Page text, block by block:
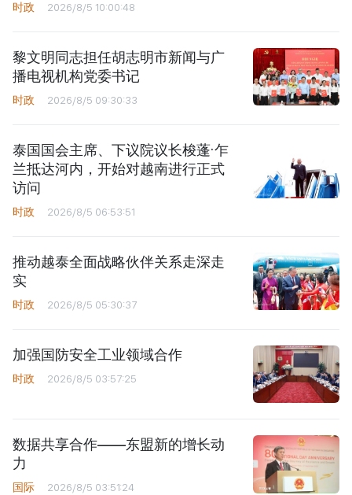
时政 2026/8/5 10:00:48
黎文明同志担任胡志明市新闻与广
播电视机构党委书记
时政 2026/8/5 09:30:33
泰国国会主席、下议院议长梭蓬·乍
兰抵达河内，开始对越南进行正式
访问
时政 2026/8/5 06:53:51
推动越泰全面战略伙伴关系走深走
实
时政 2026/8/5 05:30:37
加强国防安全工业领域合作
时政 2026/8/5 03:57:25
数据共享合作——东盟新的增长动
力
国际 2026/8/5 03:51:24